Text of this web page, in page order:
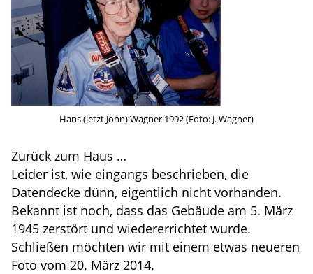
Hans (jetzt John) Wagner 1992 (Foto: J. Wagner)
Zurück zum Haus …
Leider ist, wie eingangs beschrieben, die
Datendecke dünn, eigentlich nicht vorhanden.
Bekannt ist noch, dass das Gebäude am 5. März
1945 zerstört und wiedererrichtet wurde.
Schließen möchten wir mit einem etwas neueren
Foto vom 20. März 2014.